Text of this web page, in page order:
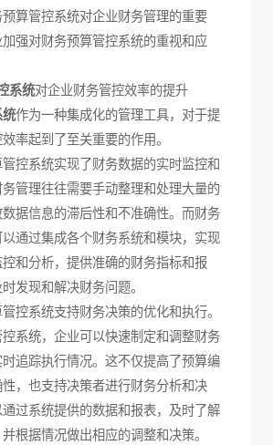
算管控系统对企业财务管理的重要
强对财务预算管控系统的重视和应
系统对企业财务管控效率的提升
统作为一种集成化的管理工具，对于提
率起到了至关重要的作用。
控系统实现了财务数据的实时监控和
管理往往需要手动整理和处理大量的
据信息的滞后性和不准确性。而财务
通过集成各个财务系统和模块，实现
和分析，提供准确的财务指标和报
发现和解决财务问题。
控系统支持财务决策的优化和执行。
系统，企业可以快速制定和调整财务
追踪执行情况。这不仅提高了预算编
，也支持决策者进行财务分析和决
过系统提供的数据和报表，及时了解
根据情况做出相应的调整和决策。